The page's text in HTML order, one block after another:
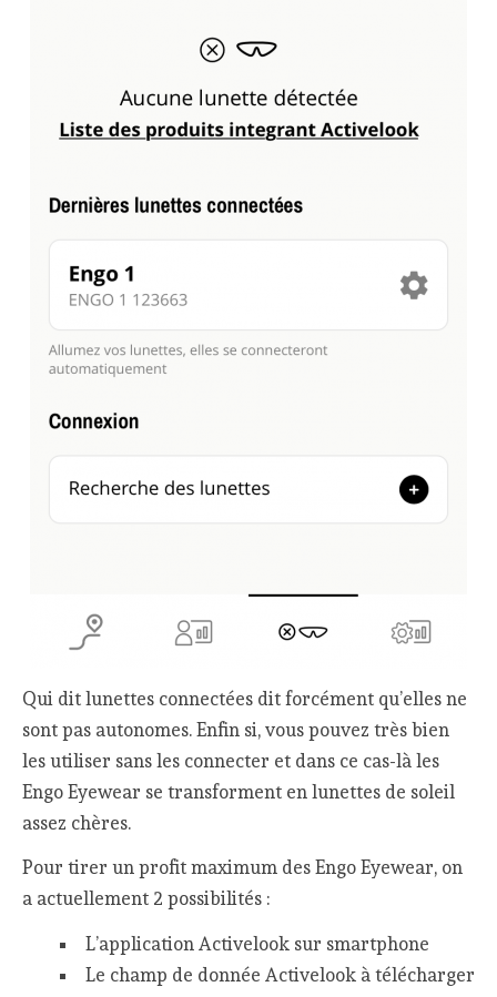
Qui dit lunettes connectées dit forcément qu’elles ne
sont pas autonomes. Enfin si, vous pouvez très bien
les utiliser sans les connecter et dans ce cas-là les
Engo Eyewear se transforment en lunettes de soleil
assez chères.
Pour tirer un profit maximum des Engo Eyewear, on
a actuellement 2 possibilités :
L’application Activelook sur smartphone
Le champ de donnée Activelook à télécharger